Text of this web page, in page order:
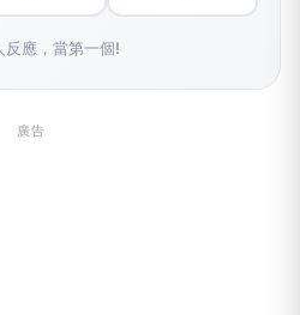
反應，當第一個!
廣告